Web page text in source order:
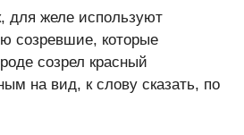
для желе используют
созревшие, которые
созрел красный
на вид, к слову сказать, по